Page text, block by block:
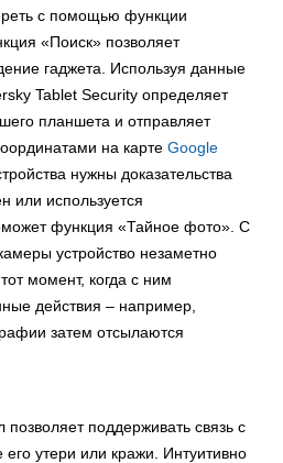
с помощью функции
«Поиск» позволяет
гаджета. Используя данные
Tablet Security определяет
планшета и отправляет
на карте Google
нужны доказательства
или используется
функция «Тайное фото». С
устройство незаметно
момент, когда с ним
действия – например,
затем отсылаются
поддерживать связь с
утери или кражи. Интуитивно